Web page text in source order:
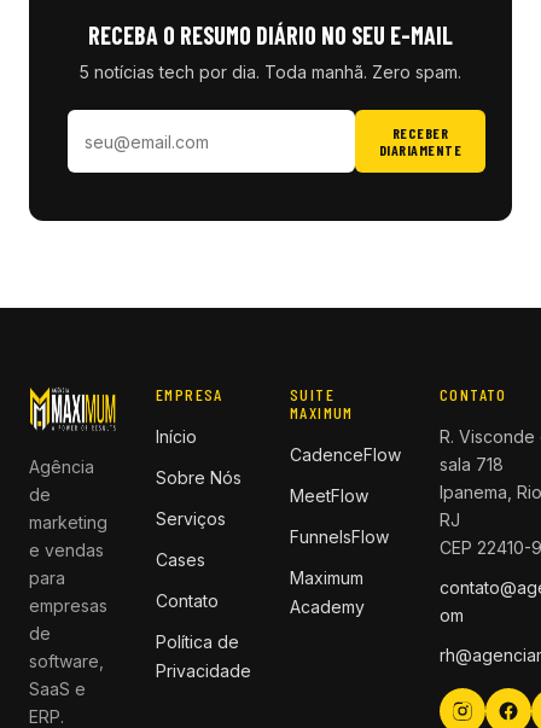
RECEBA O RESUMO DIÁRIO NO SEU E-MAIL
5 notícias tech por dia. Toda manhã. Zero spam.
RECEBER
DIARIAMENTE
Agência
de
marketing
e vendas
para
empresas
de
software,
SaaS e
ERP.
EMPRESA
Início
Sobre Nós
Serviços
Cases
Contato
Política de
Privacidade
SUITE
MAXIMUM
CadenceFlow
MeetFlow
FunnelsFlow
Maximum
Academy
CONTATO
R.
sala 718
Ipanema,
RJ
CEP 22410-
om